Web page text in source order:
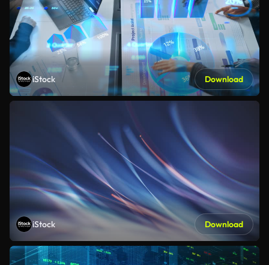
iStock Download
iStock Download